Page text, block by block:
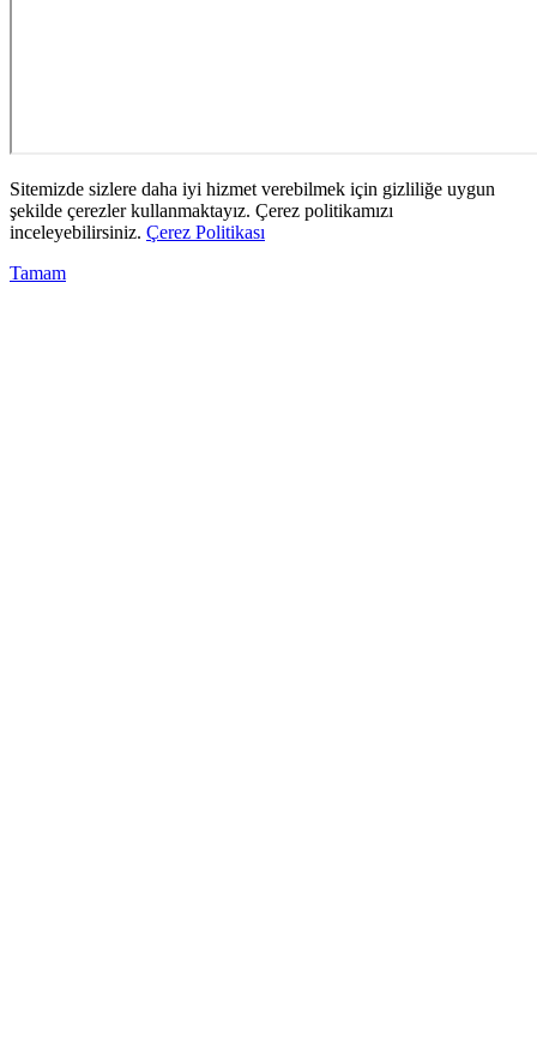
Sitemizde sizlere daha iyi hizmet verebilmek için gizliliğe uygun
şekilde çerezler kullanmaktayız. Çerez politikamızı
inceleyebilirsiniz. Çerez Politikası
Tamam